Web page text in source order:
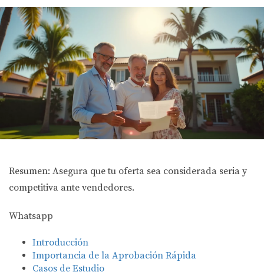
Resumen: Asegura que tu oferta sea considerada seria y
competitiva ante vendedores.
Whatsapp
Introducción
Importancia de la Aprobación Rápida
Casos de Estudio